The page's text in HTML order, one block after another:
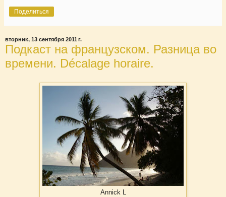
Поделиться
вторник, 13 сентября 2011 г.
Подкаст на французском. Разница во
времени. Décalage horaire.
Annick L